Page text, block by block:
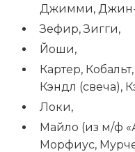
Джимми, Джин-
Зефир, Зигги,
Йоши,
Картер,
Кэндл (свеча),
Локи,
Майло (из м/ф
Морфиус,